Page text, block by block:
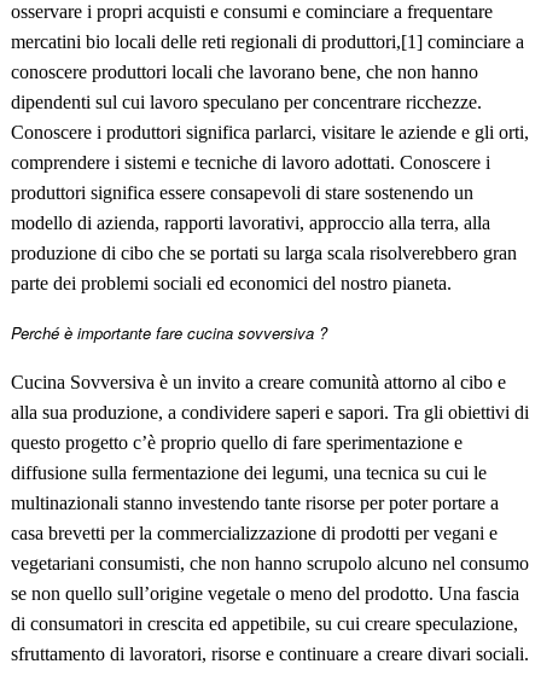
osservare i propri acquisti e consumi e cominciare a frequentare
mercatini bio locali delle reti regionali di produttori,[1] cominciare a
conoscere produttori locali che lavorano bene, che non hanno
dipendenti sul cui lavoro speculano per concentrare ricchezze.
Conoscere i produttori significa parlarci, visitare le aziende e gli orti,
comprendere i sistemi e tecniche di lavoro adottati. Conoscere i
produttori significa essere consapevoli di stare sostenendo un
modello di azienda, rapporti lavorativi, approccio alla terra, alla
produzione di cibo che se portati su larga scala risolverebbero gran
parte dei problemi sociali ed economici del nostro pianeta.
Perché è importante fare cucina sovversiva ?
Cucina Sovversiva è un invito a creare comunitàattorno al cibo e
alla sua produzione, a condividere saperi e sapori. Tra gli obiettivi di
questo progetto c’è proprio quello di fare sperimentazione e
diffusione sulla fermentazione dei legumi, una tecnica su cui le
multinazionali stanno investendo tante risorse per poter portare a
casa brevetti per la commercializzazione di prodotti per vegani e
vegetariani consumisti, che non hanno scrupolo alcuno nel consumo
se non quello sull’origine vegetale o meno del prodotto. Una fascia
di consumatori in crescita ed appetibile, su cui creare speculazione,
sfruttamento di lavoratori, risorse e continuare a creare divari sociali.